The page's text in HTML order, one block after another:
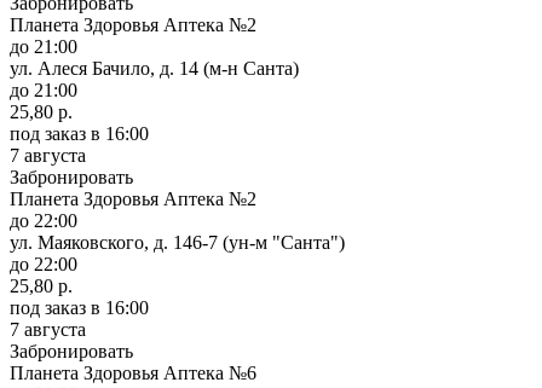
Планета Здоровья Аптека №2
до 21:00
ул. Алеся Бачило, д. 14 (м-н Санта)
до 21:00
25,80 р.
под заказ в 16:00
7 августа
Забронировать
Планета Здоровья Аптека №2
до 22:00
ул. Маяковского, д. 146-7 (ун-м "Санта")
до 22:00
25,80 р.
под заказ в 16:00
7 августа
Забронировать
Планета Здоровья Аптека №6